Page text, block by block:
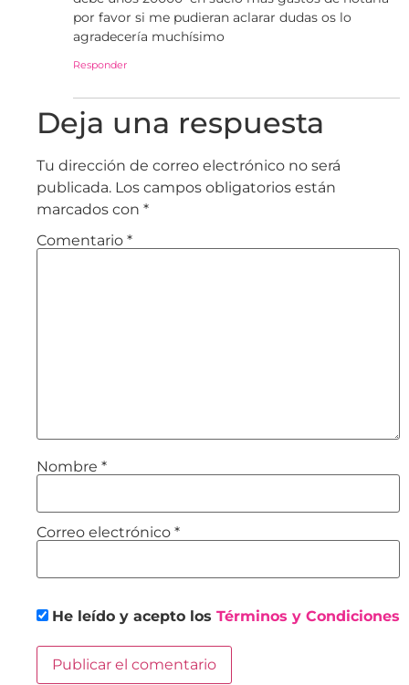
por favor si me pudieran aclarar dudas os lo
agradecería muchísimo
Responder
Deja una respuesta
Tu dirección de correo electrónico no será
publicada. Los campos obligatorios están
marcados con *
Comentario *
Nombre *
Correo electrónico *
He leído y acepto los Términos y Condiciones